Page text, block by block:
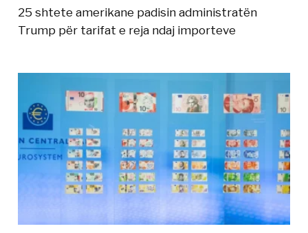
25 shtete amerikane padisin administratën
Trump për tarifat e reja ndaj importeve